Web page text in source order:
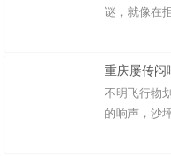
谜，就像在
重庆屡传闷
不明飞行物
的响声，沙